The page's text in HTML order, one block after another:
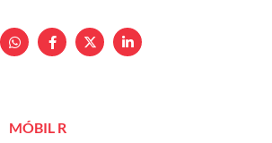
MÓBIL R